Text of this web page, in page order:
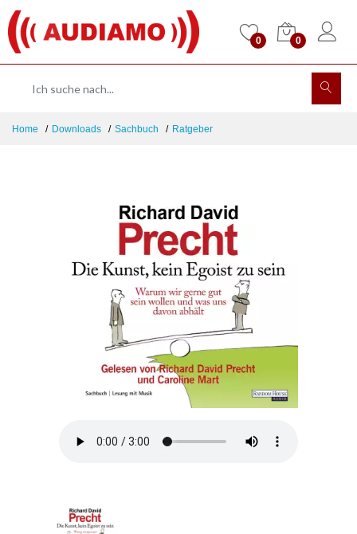
0 0
Home Downloads Sachbuch Ratgeber